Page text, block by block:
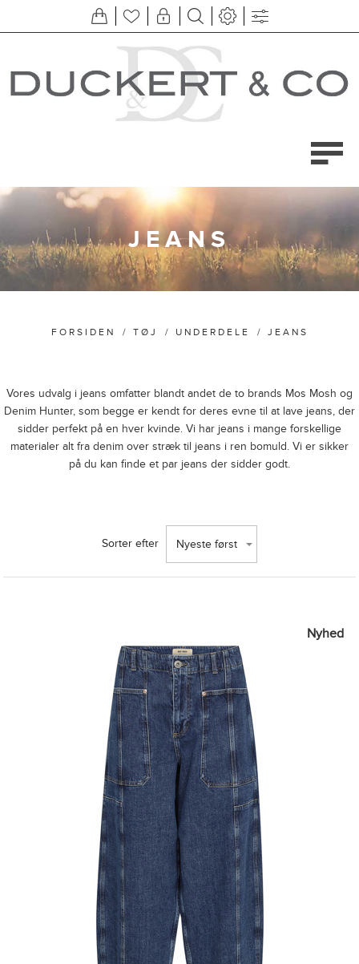
JEANS
FORSIDEN / TØJ / UNDERDELE / JEANS
Vores udvalg i jeans omfatter blandt andet de to brands Mos Mosh og
Denim Hunter, som begge er kendt for deres evne til at lave jeans, der
sidder perfekt på en hver kvinde. Vi har jeans i mange forskellige
materialer alt fra denim over stræk til jeans i ren bomuld. Vi er sikker
på du kan finde et par jeans der sidder godt.
Sorter efter Nyeste først
Nyhed